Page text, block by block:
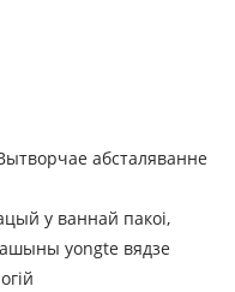
абсталяванне
у ваннай пакоі,
yongte вядзе